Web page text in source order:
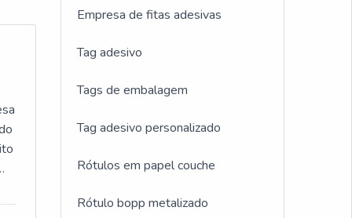
Empresa de fitas adesivas
Tag adesivo
Tags de embalagem
Tag adesivo personalizado
Rótulos em papel couche
Rótulo bopp metalizado